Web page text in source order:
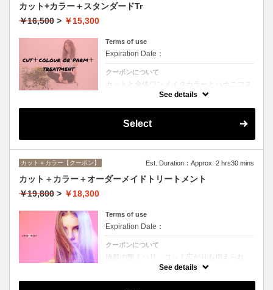
カット+カラー＋スタンダードTr
￥16,500 > ￥15,300
Terms of use
Expiration Date：
クーポンについて
カットと全体ワンメイクカラーとハホニコス
ペシャルトリートメントのオススメメニュー
♪デザインや髪の状態によってお薬を塗り分
けます。シャンプー、ブロー込み。ロング料
See details
Select
カット＋カラー【クーポン】 Est. Duration：Approx. 2 hrs30 mins
カット＋カラー＋オーダーメイドトリートメント
￥19,800 > ￥18,300
Terms of use
Expiration Date：
クーポンについて
抜群の艶！ハリ、コシ！広がりも抑えられ
る！どんなに傷んだ髪も、鮮やかなハイトー
ンカラーも、極上美しい髪へ☆
See details